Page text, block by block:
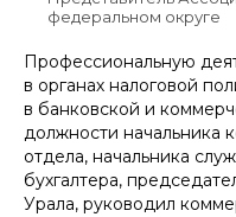
федеральном округе
Профессиональную
в органах налоговой
в банковской и
должности начальника
отдела, начальника
бухгалтера,
Урала, руководил